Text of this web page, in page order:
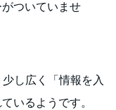
ついていませ
し広く「情報を入
いるようです。